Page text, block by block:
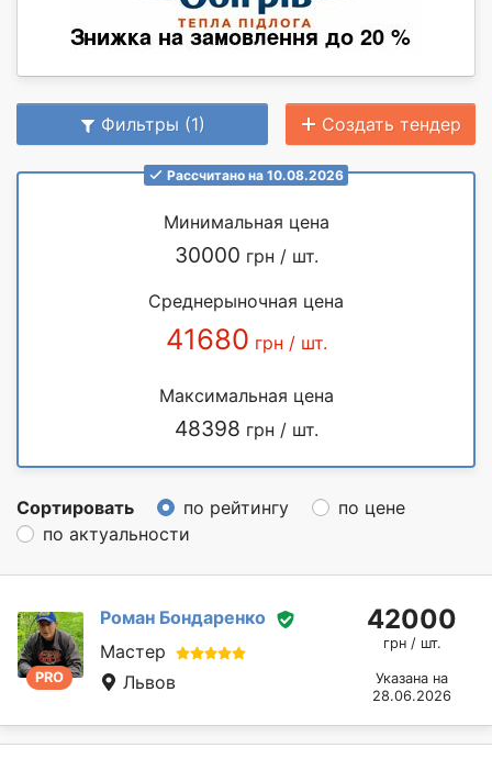
Фильтры (1) Создать тендер
Рассчитано на 10.08.2026
Минимальная цена
30000 грн / шт.
Среднерыночная цена
41680 грн / шт.
Максимальная цена
48398 грн / шт.
Сортировать по рейтингу
по цене
по актуальности
PRO
Роман Бондаренко
Мастер
Львов
42000
грн / шт.
Указана на
28.06.2026